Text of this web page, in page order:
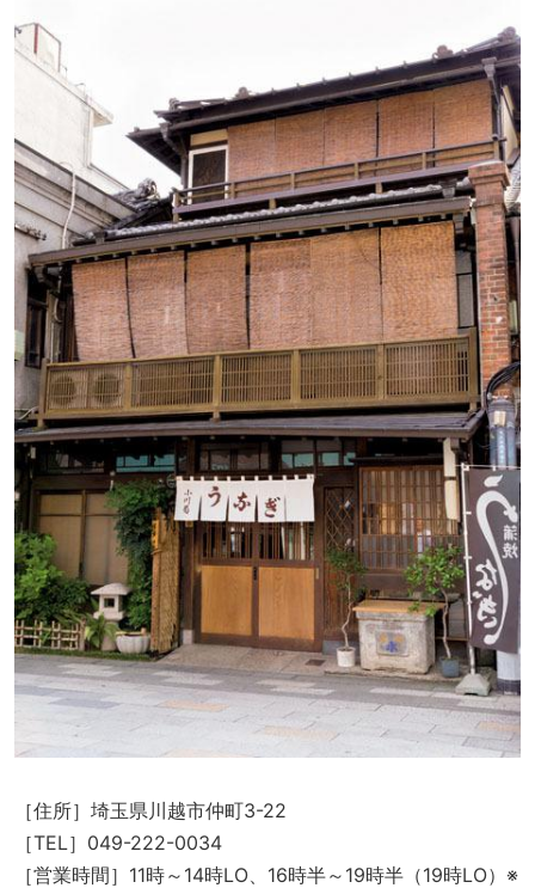
［住所］埼玉県川越市仲町3-22
［TEL］049-222-0034
［営業時間］11時～14時LO、16時半～19時半（19時LO）※